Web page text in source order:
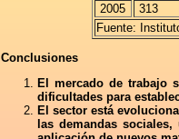
2005
313
Fuente:
Conclusiones
El mercado de trabajo
dificultades para
El sector está
las demandas